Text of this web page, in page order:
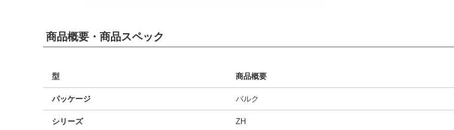
商品概要・商品スペック
型 商品概要
パッケージ バルク
シリーズ ZH